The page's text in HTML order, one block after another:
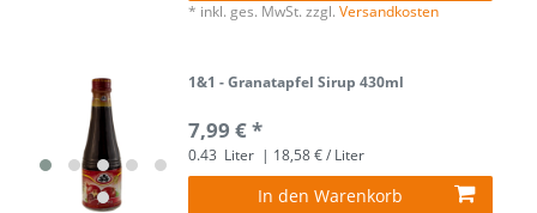
* inkl. ges. MwSt. zzgl.Versandkosten
1&1 - Granatapfel Sirup 430ml
7,99 € *
0.43 Liter | 18,58 € / Liter
In den Warenkorb